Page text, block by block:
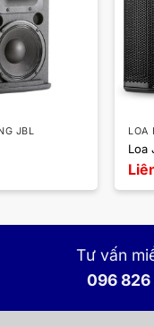
JBL LOA
Loa
Tư vấn
096